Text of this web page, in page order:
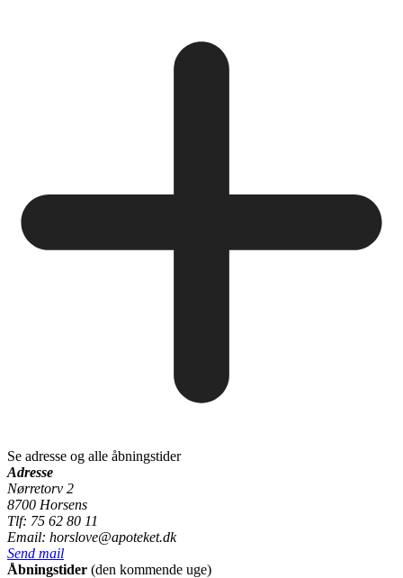
Se adresse og alle åbningstider
Adresse
Nørretorv 2
8700 Horsens
Tlf: 75 62 80 11
Email: horslove@apoteket.dk
Send mail
Åbningstider (den kommende uge)